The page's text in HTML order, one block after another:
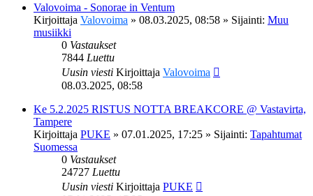
Valovoima - Sonorae in Ventum
Kirjoittaja Valovoima » 08.03.2025, 08:58 » Sijainti: Muu
musiikki
0 Vastaukset
7844 Luettu
Uusin viesti Kirjoittaja Valovoima
08.03.2025, 08:58
Ke 5.2.2025 RISTUS NOTTA BREAKCORE @ Vastavirta,
Tampere
Kirjoittaja PUKE » 07.01.2025, 17:25 » Sijainti: Tapahtumat
Suomessa
0 Vastaukset
24727 Luettu
Uusin viesti Kirjoittaja PUKE